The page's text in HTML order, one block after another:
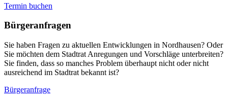
Termin buchen
Bürger­anfragen
Sie haben Fragen zu aktuellen Entwicklungen in Nordhausen? Oder
Sie möchten dem Stadtrat Anregungen und Vorschläge unterbreiten?
Sie finden, dass so manches Problem überhaupt nicht oder nicht
ausreichend im Stadtrat bekannt ist?
Bürgeranfrage